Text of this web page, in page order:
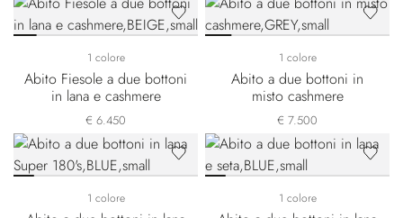
1 colore
Abito Fiesole a due bottoni
in lana e cashmere
€ 6.450
1 colore
Abito a due bottoni in
misto cashmere
€ 7.500
1 colore 1 colore